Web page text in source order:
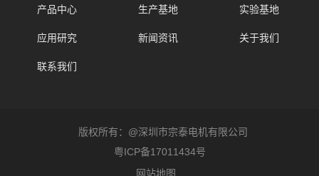
产品中心 生产基地 实验基地
应用研究 新闻资讯 关于我们
联系我们
版权所有：@深圳市宗泰电机有限公司
粤ICP备17011434号
网站地图